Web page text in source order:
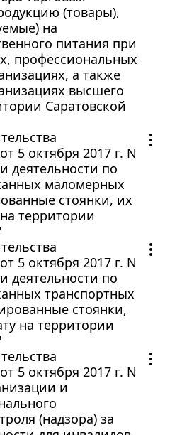
(товары),
на
питания при
профессиональных
а также
высшего
Саратовской
5 октября 2017 г. N
деятельности по
маломерных
стоянки, их
территории
5 октября 2017 г. N
деятельности по
транспортных
стоянки,
на территории
5 октября 2017 г. N
и
(надзора) за